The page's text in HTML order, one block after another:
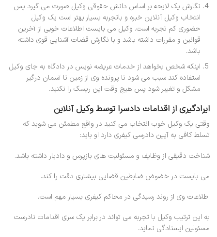
نگارش یک لایحه بر اساس دانش حقوقی وکیل صورت می گیرد پس
انتخاب وکیل آنلاین خبره و باتجربه بسیار بهتر است یک وکیل
حضوری کم تجربه است. وکیل می بایست اطلاعات خوبی از آخرین
قوانین و مقررات داشته باشد و با نگارش قضات آشنایی قوی داشته
باشد.
اینکه شخص بخواهد از خدمات عریضه نویس در دادگاه به جای وکیل
استفاده کند سبب می شود تا پرونده وی از زمین تا آسمان درگیر
مشکل و تغییر شود پس هیچ وقت این ریسک را نکنید.
ایرادگیری از اقدامات دادسرا توسط وکیل آنلاین
وقتی یک وکیل خوب انتخاب می کنید در واقع مطمئن می شوید که
تسلط کافی به آیین دادرسی کیفری دارد او باید:
شناخت دقیقی از وظایف و مسئولیت های بازپرس و دادیار داشته باشد.
می بایست در خضوض ضابطین قضایی بیشتری دقت را کند.
اطلاعات وی از روند رسیدگی در محاکم کیفری بسیار مهم است.
به این ترتیب وکیل با تجربه می تواند در برابر یک سری اقدامات نادرست
مسئولین ایستادگی نماید.